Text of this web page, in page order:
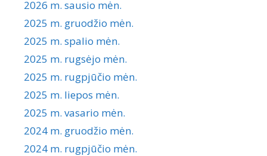
2026 m. sausio mėn.
2025 m. gruodžio mėn.
2025 m. spalio mėn.
2025 m. rugsėjo mėn.
2025 m. rugpjūčio mėn.
2025 m. liepos mėn.
2025 m. vasario mėn.
2024 m. gruodžio mėn.
2024 m. rugpjūčio mėn.